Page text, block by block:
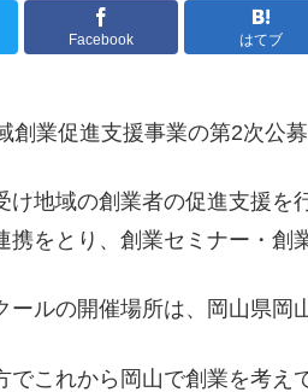
Facebook はてブ
創業促進支援事業の第2次公
け地域の創業者の促進支援を
携をとり、創業セミナー・創
ールの開催場所は、岡山県岡
でこれから岡山で創業を考